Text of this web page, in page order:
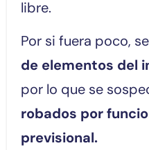
libre.
Por si fuera poco,
de elementos del
por lo que se
robados por
previsional.